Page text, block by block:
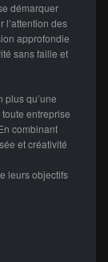
démarquer
l’attention des
approfondie
sans faille et
plus qu’une
entreprise
combinant
et créativité
leurs objectifs